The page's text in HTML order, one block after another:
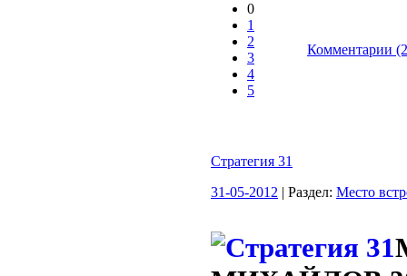
0
1
2
3
4
5
Комментарии
Стратегия 31
31-05-2012 | Раздел: Место